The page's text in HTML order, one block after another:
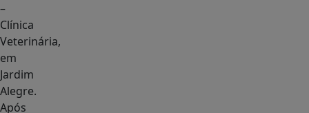
–
Clínica
Veterinária,
em
Jardim
Alegre.
Após